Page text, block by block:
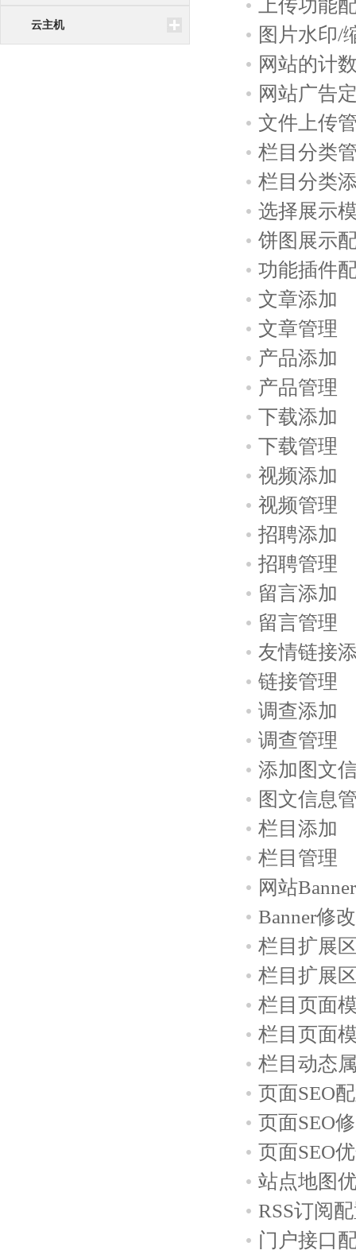
云主机
上传功能
图片水印/
网站的计
网站广告
文件上传
栏目分类
栏目分类
选择展示
饼图展示
功能插件
文章添加
文章管理
产品添加
产品管理
下载添加
下载管理
视频添加
视频管理
招聘添加
招聘管理
留言添加
留言管理
友情链接
链接管理
调查添加
调查管理
添加图文
图文信息
栏目添加
栏目管理
网站
Banner修改
栏目扩展
栏目扩展
栏目页面
栏目页面
栏目动态
页面SEO
页面SEO
页面SEO
站点地图
RSS订阅
门户接口